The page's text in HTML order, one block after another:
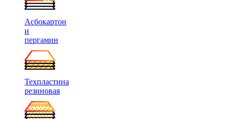
Асбокартон
и
пергамин
Техпластина
резиновая